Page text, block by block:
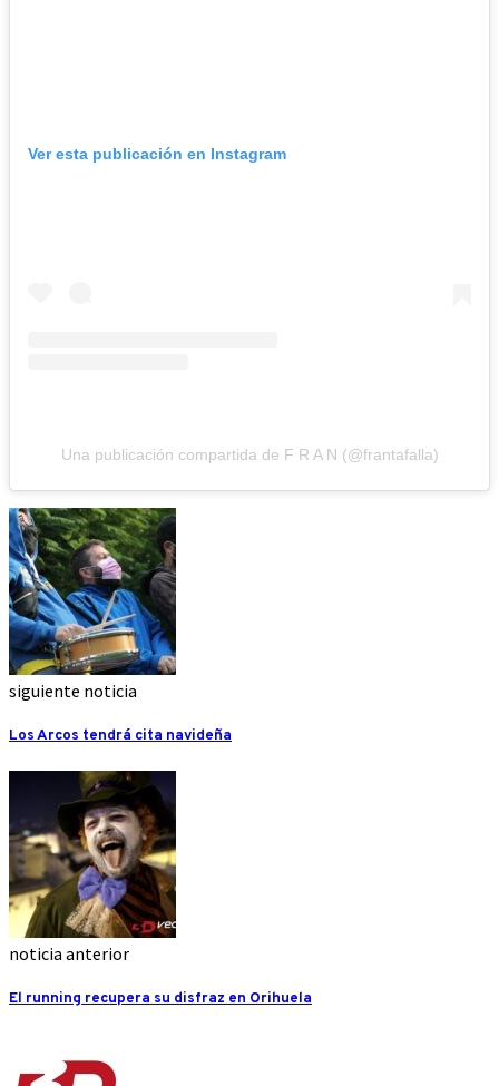
Ver esta publicación en Instagram
Una publicación compartida de F R A N (@frantafalla)
siguiente noticia
Los Arcos tendrá cita navideña
noticia anterior
El running recupera su disfraz en Orihuela